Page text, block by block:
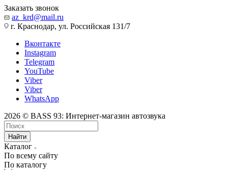
Заказать звонок
az_krd@mail.ru
г. Краснодар, ул. Российская 131/7
Вконтакте
Instagram
Telegram
YouTube
Viber
Viber
WhatsApp
2026 © BASS 93: Интернет-магазин автозвука
Найти
Каталог
По всему сайту
По каталогу